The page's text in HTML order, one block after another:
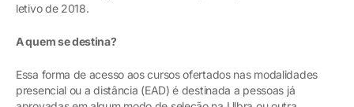
letivo de 2018.
A quem se destina?
Essa forma de acesso aos cursos ofertados nas modalidades
presencial ou a distância (EAD) é destinada a pessoas já